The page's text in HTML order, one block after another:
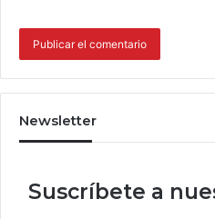
Newsletter
Suscríbete a